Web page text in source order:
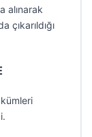
alınarak
çıkarıldığı